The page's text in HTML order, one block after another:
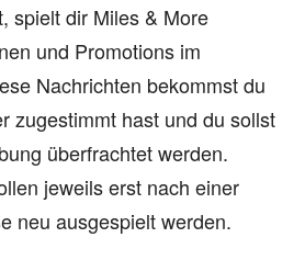
spielt dir Miles & More
und Promotions im
Nachrichten bekommst du
zugestimmt hast und du sollst
überfrachtet werden.
jeweils erst nach einer
neu ausgespielt werden.